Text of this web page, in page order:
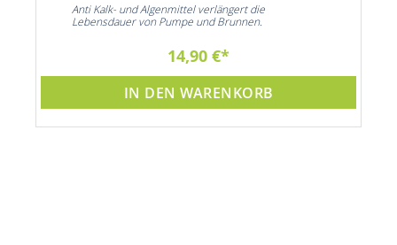
Anti Kalk- und Algenmittel verlängert die
Lebensdauer von Pumpe und Brunnen.
14,90 €
IN DEN WARENKORB